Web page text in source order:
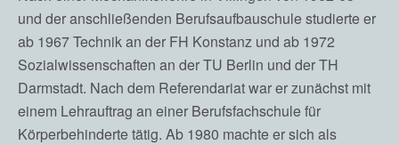
und der anschließenden Berufsaufbauschule studierte er
ab 1967 Technik an der FH Konstanz und ab 1972
Sozialwissenschaften an der TU Berlin und der TH
Darmstadt. Nach dem Referendariat war er zunächst mit
einem Lehrauftrag an einer Berufsfachschule für
Körperbehinderte tätig. Ab 1980 machte er sich als